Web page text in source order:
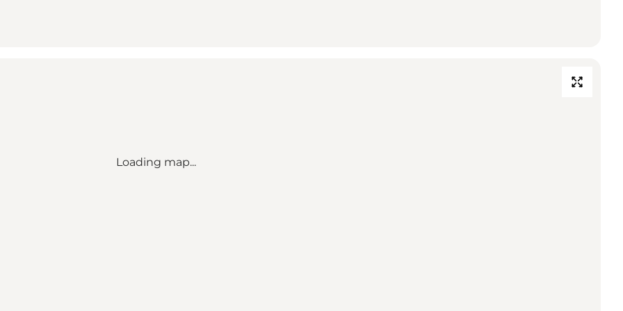
Loading map...